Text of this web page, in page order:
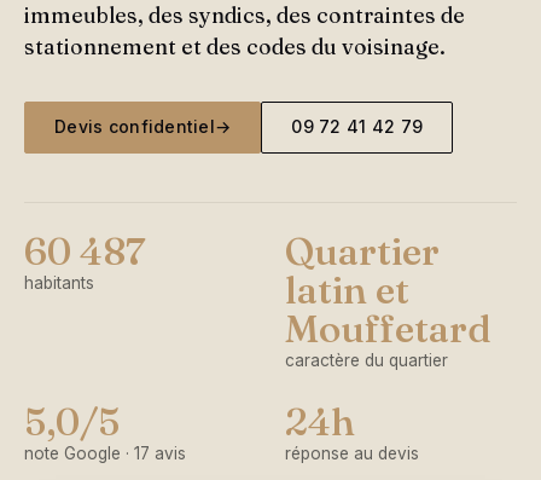
immeubles, des syndics, des contraintes de
stationnement et des codes du voisinage.
Devis confidentiel→ 09 72 41 42 79
60 487
habitants
Quartier
latin et
Mouffetard
caractère du quartier
5,0/5
note Google · 17 avis
24h
réponse au devis